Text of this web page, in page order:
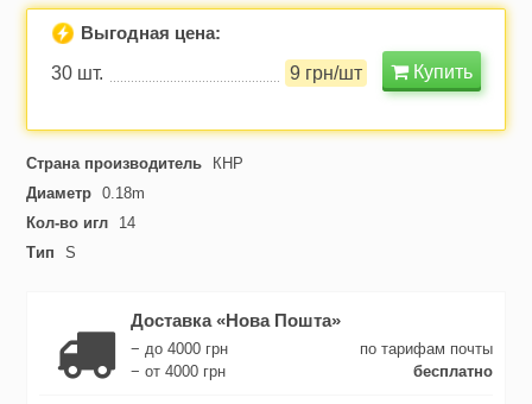
Выгодная цена:
30 шт.
9 грн/шт Купить
Страна производитель
КНР
Диаметр 0.18m
Кол-во игл
14
Тип
S
Доставка «Нова Пошта»
− до 4000 грн
по тарифам почты
− от 4000 грн
бесплатно